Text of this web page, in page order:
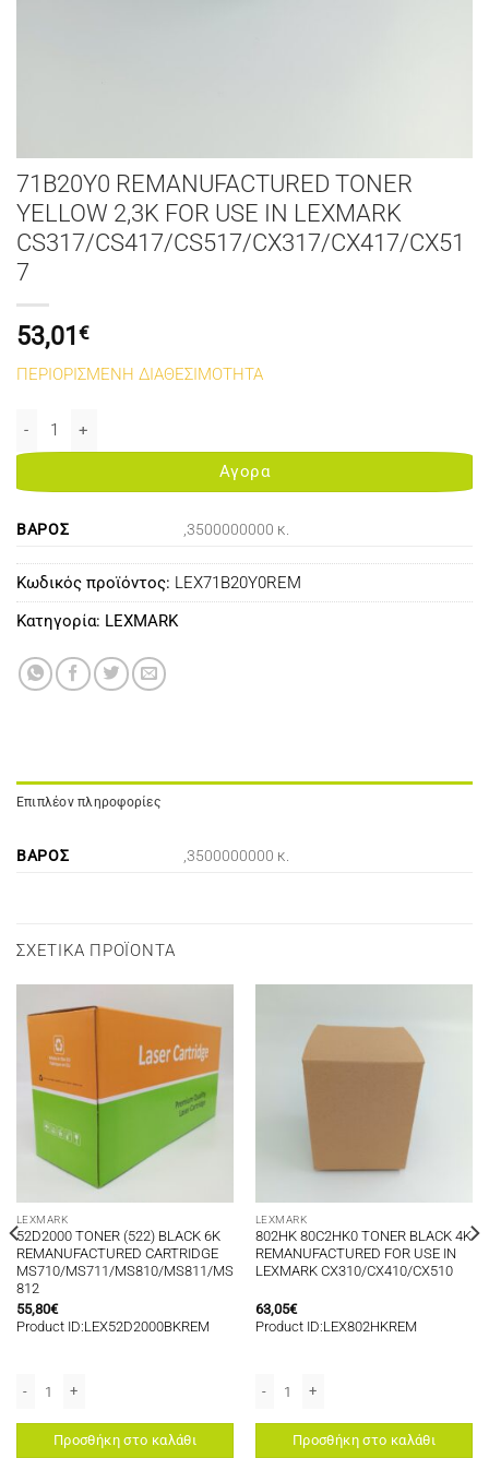
71B20Y0 REMANUFACTURED TONER
YELLOW 2,3K FOR USE IN LEXMARK
CS317/CS417/CS517/CX317/CX417/CX51
7
53,01 €
ΠΕΡΙΟΡΙΣΜΕΝΗ ΔΙΑΘΕΣΙΜΟΤΗΤΑ
71B20Y0 REMANUFACTURED TONER YELLOW 2,3K FOR USE IN
Αγορα
ΒΆΡΟΣ ,3500000000 κ.
Κωδικός προϊόντος: LEX71B20Y0REM
Κατηγορία: LEXMARK
Επιπλέον πληροφορίες
ΒΆΡΟΣ ,3500000000 κ.
ΣΧΕΤΙΚΆ ΠΡΟΪΌΝΤΑ
LEXMARK
52D2000 TONER (522) BLACK 6K
REMANUFACTURED CARTRIDGE
MS710/MS711/MS810/MS811/MS
812
55,80€
Product ID:LEX52D2000BKREM
Προσθήκη στο καλάθι
LEXMARK
802HK 80C2HK0 TONER BLACK 4K
REMANUFACTURED FOR USE IN
LEXMARK CX310/CX410/CX510
63,05€
Product ID:LEX802HKREM
Προσθήκη στο καλάθι